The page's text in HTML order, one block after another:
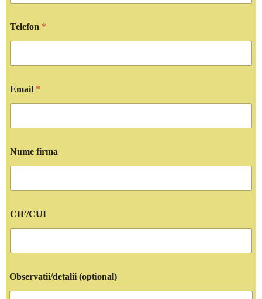
Telefon *
Email *
Nume firma
CIF/CUI
Observatii/detalii (optional)